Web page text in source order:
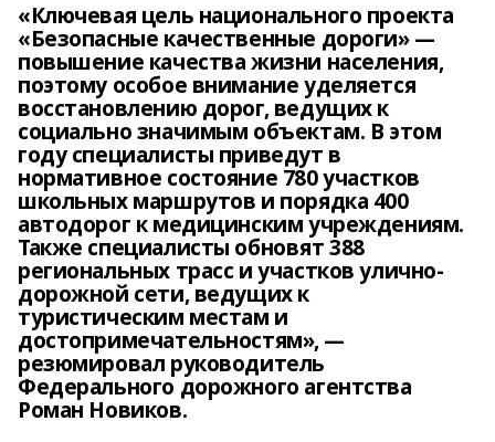
«Ключевая цель национального проекта
«Безопасные качественные дороги» —
повышение качества жизни населения,
поэтому особое внимание уделяется
восстановлению дорог, ведущих к
социально значимым объектам. В этом
году специалисты приведут в
нормативное состояние 780 участков
школьных маршрутов и порядка 400
автодорог к медицинским учреждениям.
Также специалисты обновят 388
региональных трасс и участков улично-
дорожной сети, ведущих к
туристическим местам и
достопримечательностям», —
резюмировал руководитель
Федерального дорожного агентства
Роман Новиков.